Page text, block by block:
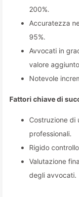
200%.
Accuratezza
95%.
Avvocati in
valore
Notevole
Fattori chiave di
Costruzione di
professionali.
Rigido
Valutazione
degli avvocati.